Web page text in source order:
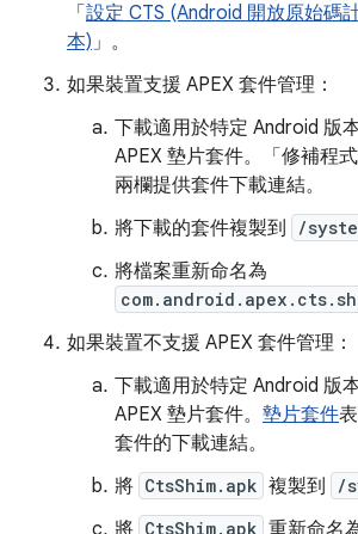
「 設定 CTS (Android 開放原始碼
本)」。
如果裝置支援 APEX 套件管理：
下載適用於特定 Android 版
APEX 墊片套件。「修補程式
兩欄提供套件下載連結。
將下載的套件複製到
/
將檔案重新命名為
如果裝置不支援 APEX 套件管理：
下載適用於特定 Android 版
APEX 墊片套件。 墊片套件
套件的下載連結。
將 CtsShim.apk 複製到 /
將 CtsShim.apk 重新命名